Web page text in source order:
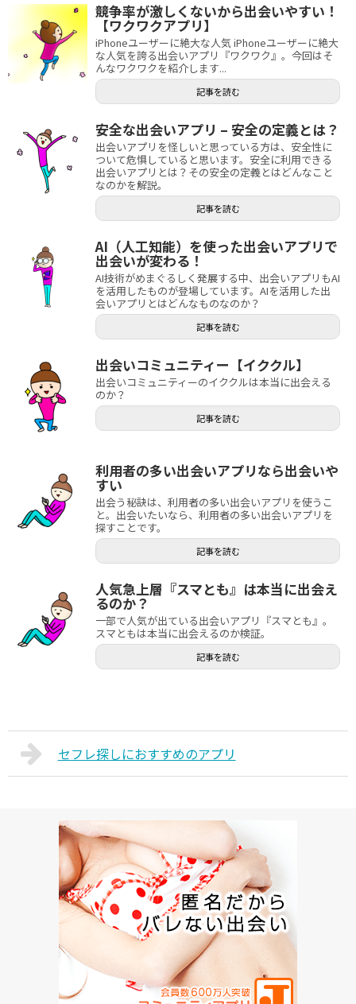
競争率が激しくないから出会いやすい！
【ワクワクアプリ】
iPhoneユーザーに絶大な人気 iPhoneユーザーに絶大
な人気を誇る出会いアプリ『ワクワク』。今回はそ
んなワクワクを紹介します...
記事を読む
安全な出会いアプリ – 安全の定義とは？
出会いアプリを怪しいと思っている方は、安全性に
ついて危惧していると思います。安全に利用できる
出会いアプリとは？その安全の定義とはどんなこと
なのかを解説。
記事を読む
AI（人工知能）を使った出会いアプリで
出会いが変わる！
AI技術がめまぐるしく発展する中、出会いアプリもAI
を活用したものが登場しています。AIを活用した出
会いアプリとはどんなものなのか？
記事を読む
出会いコミュニティー【イククル】
出会いコミュニティーのイククルは本当に出会える
のか？
記事を読む
利用者の多い出会いアプリなら出会いや
すい
出会う秘訣は、利用者の多い出会いアプリを使うこ
と。出会いたいなら、利用者の多い出会いアプリを
探すことです。
記事を読む
人気急上層『スマとも』は本当に出会え
るのか？
一部で人気が出ている出会いアプリ『スマとも』。
スマともは本当に出会えるのか検証。
記事を読む
セフレ探しにおすすめのアプリ